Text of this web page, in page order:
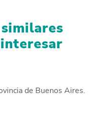
de Buenos Aires.